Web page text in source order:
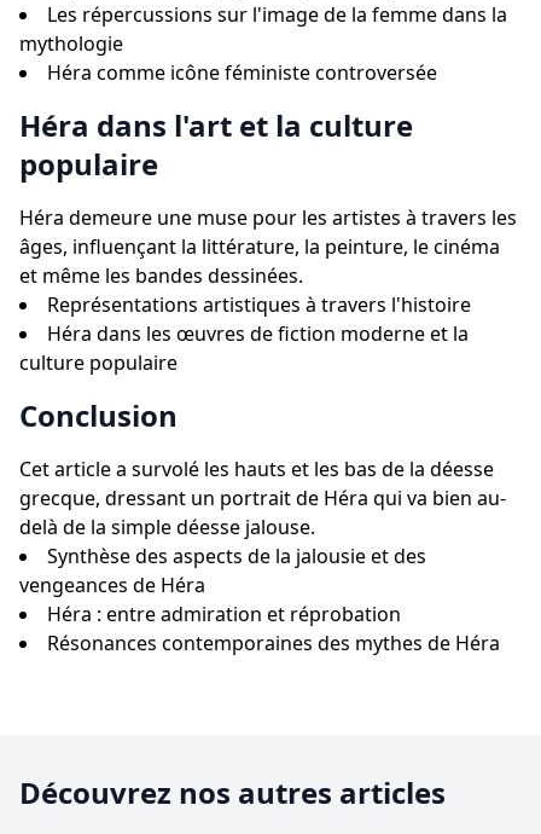
Les répercussions sur l'image de la femme dans la
mythologie
Héra comme icône féministe controversée
Héra dans l'art et la culture
populaire
Héra demeure une muse pour les artistes à travers les
âges, influençant la littérature, la peinture, le cinéma
et même les bandes dessinées.
Représentations artistiques à travers l'histoire
Héra dans les œuvres de fiction moderne et la
culture populaire
Conclusion
Cet article a survolé les hauts et les bas de la déesse
grecque, dressant un portrait de Héra qui va bien au-
delà de la simple déesse jalouse.
Synthèse des aspects de la jalousie et des
vengeances de Héra
Héra : entre admiration et réprobation
Résonances contemporaines des mythes de Héra
Découvrez nos autres articles